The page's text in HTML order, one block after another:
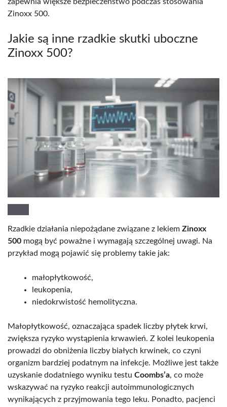
Zinoxx 500.
Jakie są inne rzadkie skutki uboczne
Zinoxx 500?
Rzadkie działania niepożądane związane z lekiem Zinoxx
500 mogą być poważne i wymagają szczególnej uwagi. Na
przykład mogą pojawić się problemy takie jak:
małopłytkowość,
leukopenia,
niedokrwistość hemolityczna.
Małopłytkowość, oznaczająca spadek liczby płytek krwi,
zwiększa ryzyko wystąpienia krwawień. Z kolei leukopenia
prowadzi do obniżenia liczby białych krwinek, co czyni
organizm bardziej podatnym na infekcje. Możliwe jest także
uzyskanie dodatniego wyniku testu Coombs’a, co może
wskazywać na ryzyko reakcji autoimmunologicznych
wynikających z przyjmowania tego leku. Ponadto, pacjenci